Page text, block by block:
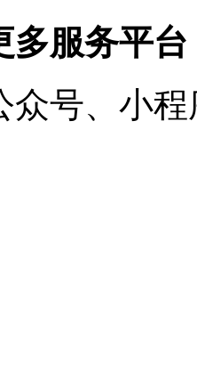
多服务平台
众号、小